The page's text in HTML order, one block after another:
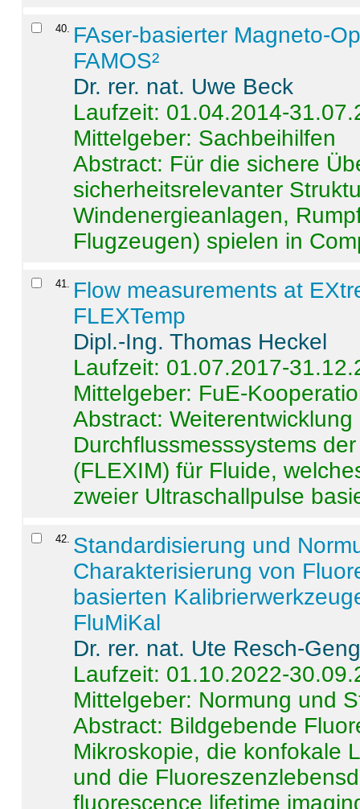
40. FAser-basierter Magneto-
FAMOS²
Dr. rer. nat. Uwe Beck
Laufzeit: 01.04.2014-
Mittelgeber: Sachbeihilfen
Abstract: Für die sichere
sicherheitsrelevanter
Windenergieanlagen,
Flugzeugen) spielen in
41. Flow measurements at
FLEXTemp
Dipl.-Ing. Thomas Heckel
Laufzeit: 01.07.2017-
Mittelgeber: FuE-
Abstract:
Durchflussmesssystems
(FLEXIM) für Fluide,
zweier Ultraschallpulse
42. Standardisierung und
Charakterisierung von
basierten
FluMiKal
Dr. rer. nat. Ute Resch-
Laufzeit: 01.10.2022-
Mittelgeber: Normung und
Abstract: Bildgebende
Mikroskopie, die konfokale
und die
fluorescence lifetime